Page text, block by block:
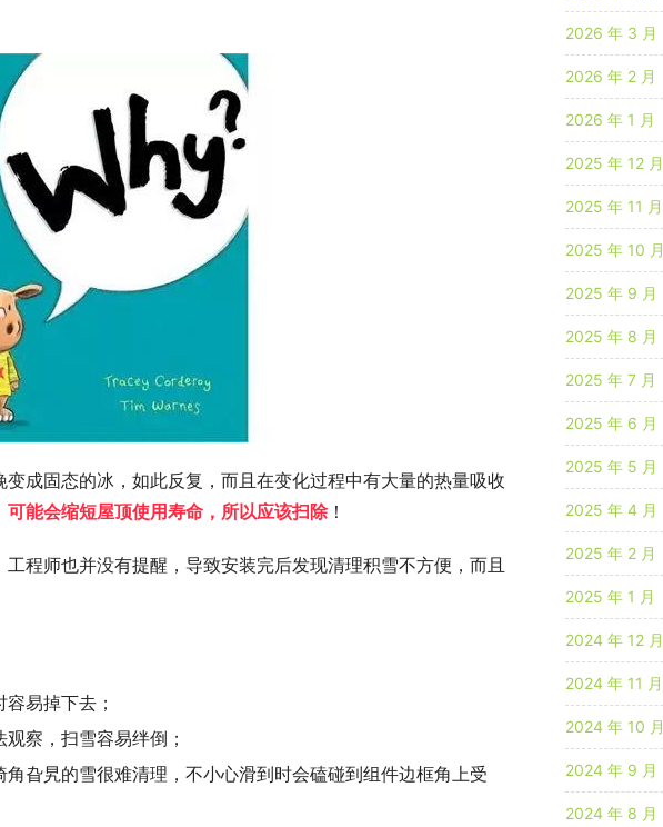
变成固态的冰，如此反复，而且在变化过程中有大量的热量吸收
可能会缩短屋顶使用寿命，所以应该扫除！
程师也并没有提醒，导致安装完后发现清理积雪不方便，而且
易掉下去；
察，扫雪容易绊倒；
旮旯的雪很难清理，不小心滑到时会磕碰到组件边框角上受
2026 年 3 月
2026 年 2 月
2026 年 1 月
2025 年 12 月
2025 年 11 月
2025 年 10 月
2025 年 9 月
2025 年 8 月
2025 年 7 月
2025 年 6 月
2025 年 5 月
2025 年 4 月
2025 年 2 月
2025 年 1 月
2024 年 12 月
2024 年 11 月
2024 年 10 月
2024 年 9 月
2024 年 8 月